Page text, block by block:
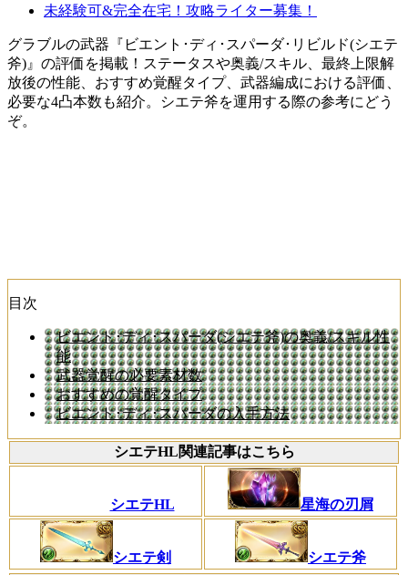
未経験可&完全在宅！攻略ライター募集！
グラブルの武器『ビエント･ディ･スパーダ･リビルド(シエテ
斧)』の評価を掲載！ステータスや奥義/スキル、最終上限解
放後の性能、おすすめ覚醒タイプ、武器編成における評価、
必要な4凸本数も紹介。シエテ斧を運用する際の参考にどう
ぞ。
目次
ビエント･ディ･スパーダ(シエテ斧)の奥義/スキル性
能
武器覚醒の必要素材数
おすすめの覚醒タイプ
ビエント･ディ･スパーダの入手方法
シエテHL関連記事はこちら
シエテHL 星海の刃屑
シエテ剣
シエテ斧